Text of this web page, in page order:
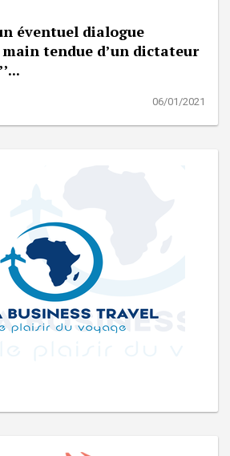
éventuel dialogue
main tendue d’un dictateur
06/01/2021